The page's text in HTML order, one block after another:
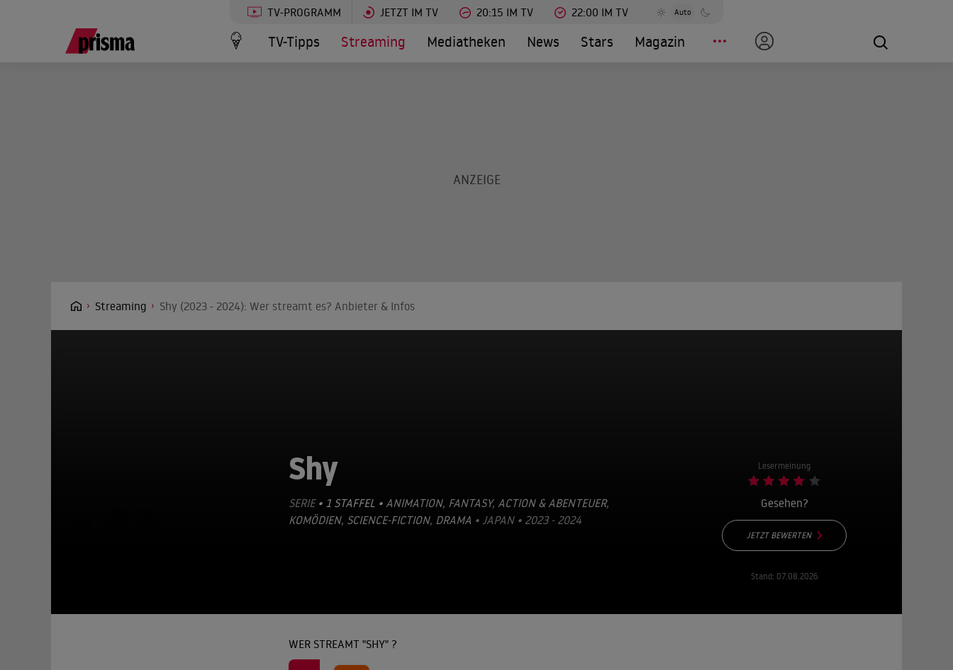
TV-PROGRAMM JETZT IM TV 20:15 IM TV 22:00 IM TV Auto
TV-Tipps Streaming Mediatheken News Stars Magazin
Streaming Shy (2023 - 2024): Wer streamt es? Anbieter & Infos
Shy
SERIE • 1 STAFFEL • ANIMATION, FANTASY, ACTION & ABENTEUER,
KOMÖDIEN, SCIENCE-FICTION, DRAMA • JAPAN • 2023 - 2024
Lesermeinung
Gesehen?
JETZT BEWERTEN
Stand: 07.08.2026
WER STREAMT "SHY" ?